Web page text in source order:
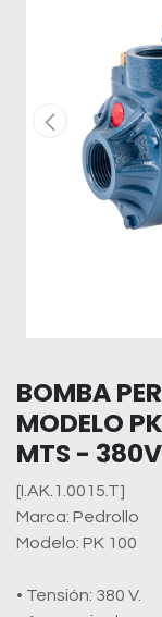
BOMBA
MODELO
MTS - 380V
[I.AK.1.0015.T]
Marca: Pedrollo
Modelo: PK 100
• Tensión: 380 V.